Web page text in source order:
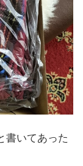
書いてあった